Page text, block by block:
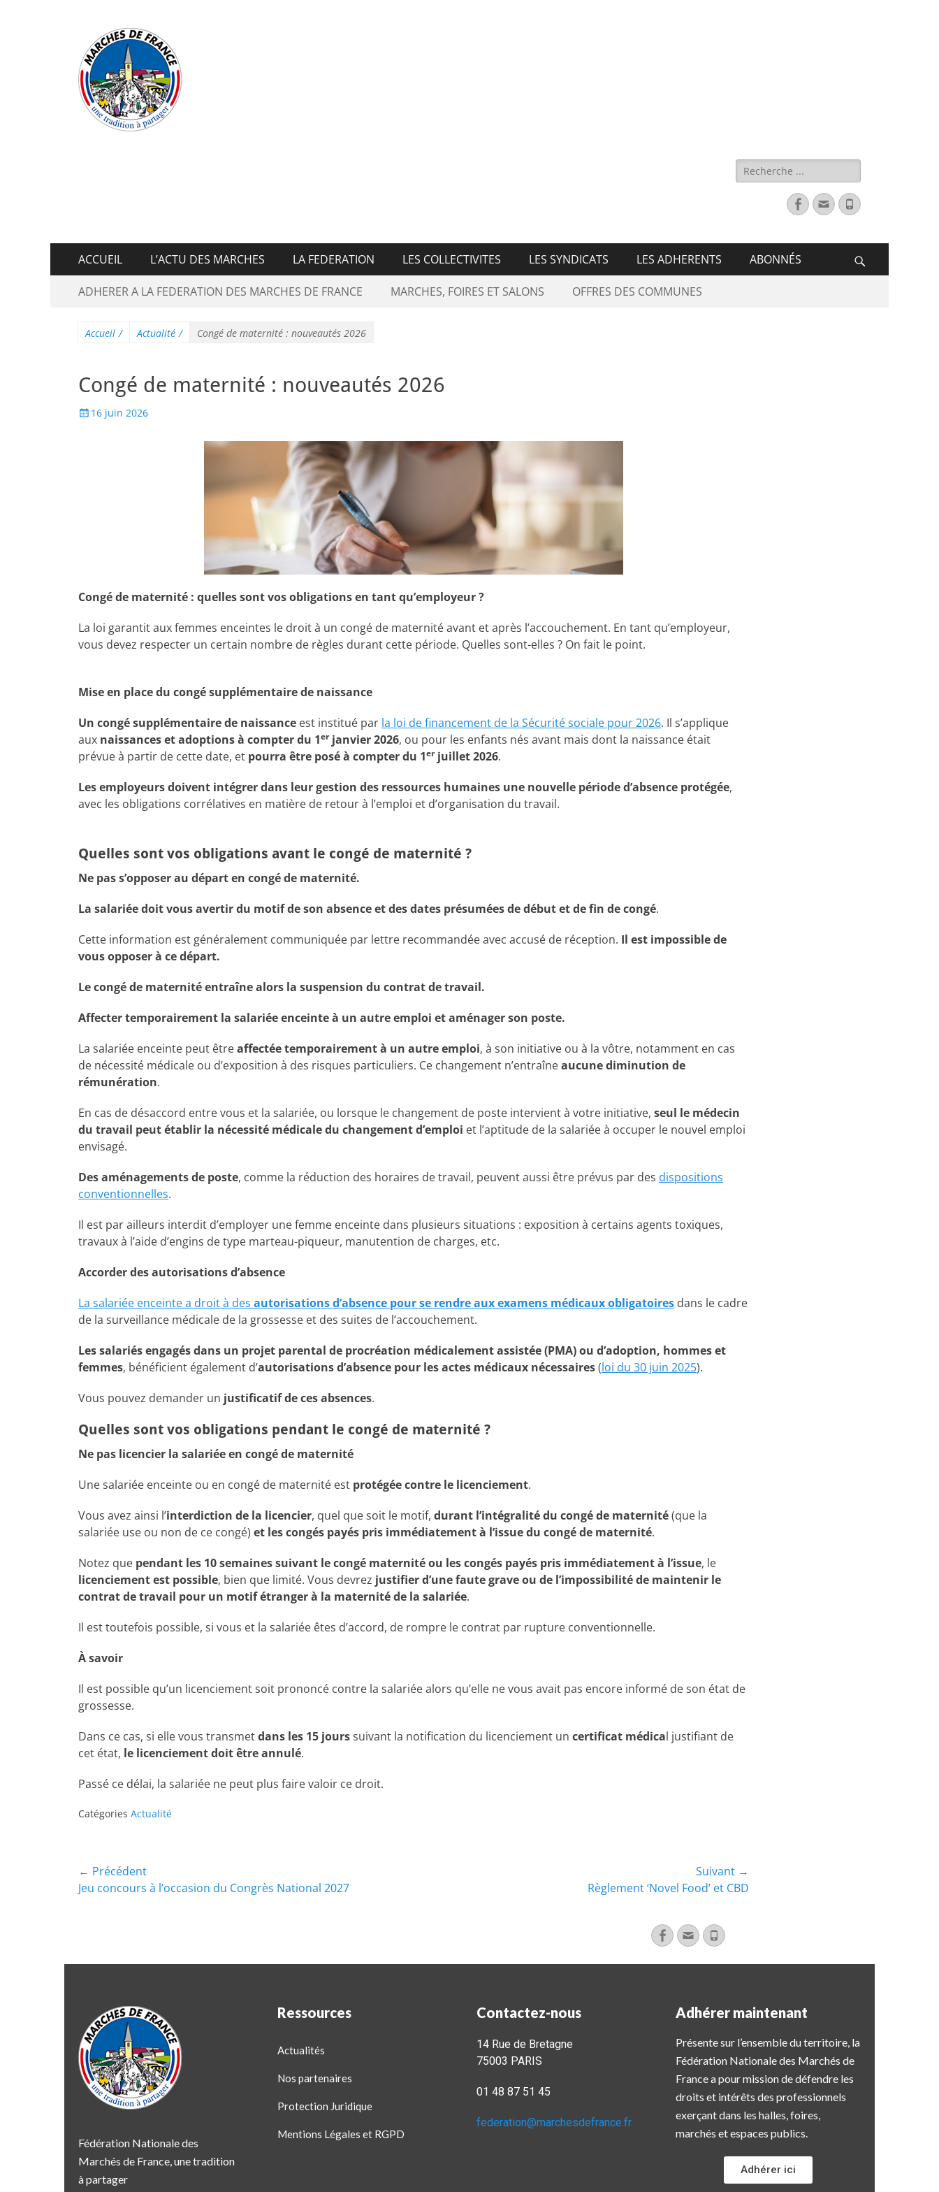
ACCUEIL L’ACTU DES MARCHES LA FEDERATION LES COLLECTIVITES LES SYNDICATS LES ADHERENTS ABONNÉS
ADHERER A LA FEDERATION DES MARCHES DE FRANCE MARCHES, FOIRES ET SALONS OFFRES DES COMMUNES
Accueil / Actualité / Congé de maternité : nouveautés 2026
Congé de maternité : nouveautés 2026
16 juin 2026
Congé de maternité : quelles sont vos obligations en tant qu’employeur ?
La loi garantit aux femmes enceintes le droit à un congé de maternité avant et après l’accouchement. En tant qu’employeur,
vous devez respecter un certain nombre de règles durant cette période. Quelles sont-elles ? On fait le point.
Mise en place du congé supplémentaire de naissance
Un congé supplémentaire de naissance est institué par la loi de financement de la Sécurité sociale pour 2026. Il s’applique
aux naissances et adoptions à compter du 1erjanvier 2026, ou pour les enfants nés avant mais dont la naissance était
prévue à partir de cette date, et pourra être posé à compter du 1erjuillet 2026.
Les employeurs doivent intégrer dans leur gestion des ressources humaines une nouvelle période d’absence protégée,
avec les obligations corrélatives en matière de retour à l’emploi et d’organisation du travail.
Quelles sont vos obligations avant le congé de maternité ?
Ne pas s’opposer au départ en congé de maternité.
La salariée doit vous avertir du motif de son absence et des dates présumées de début et de fin de congé.
Cette information est généralement communiquée par lettre recommandée avec accusé de réception. Il est impossible de
vous opposer à ce départ.
Le congé de maternité entraîne alors la suspension du contrat de travail.
Affecter temporairement la salariée enceinte à un autre emploi et aménager son poste.
La salariée enceinte peut êtreaffectée temporairement à un autre emploi, à son initiative ou à la vôtre, notamment en cas
de nécessité médicale ou d’exposition à des risques particuliers. Ce changement n’entraîneaucune diminution de
rémunération.
En cas de désaccord entre vous et la salariée, ou lorsque le changement de poste intervient à votre initiative, seul le médecin
du travail peut établir la nécessité médicale du changement d’emploi et l’aptitude de la salariée à occuper le nouvel emploi
envisagé.
Des aménagements de poste, comme la réduction des horaires de travail, peuvent aussi être prévus par des dispositions
conventionnelles.
Il est par ailleurs interdit d’employer une femme enceinte dans plusieurs situations : exposition à certains agents toxiques,
travaux à l’aide d’engins de type marteau-piqueur, manutention de charges, etc.
Accorder des autorisations d’absence
La salariée enceinte a droit à des autorisations d’absence pour se rendre aux examens médicaux obligatoires dans le cadre
de la surveillance médicale de la grossesse et des suites de l’accouchement.
Les salariés engagés dans un projet parental de procréation médicalement assistée (PMA) ou d’adoption, hommes et
femmes, bénéficient également d’autorisations d’absence pour les actes médicaux nécessaires(loi du 30 juin 2025).
Vous pouvez demander un justificatif de ces absences.
Quelles sont vos obligations pendant le congé de maternité ?
Ne pas licencier la salariée en congé de maternité
Une salariée enceinte ou en congé de maternité est protégée contre le licenciement.
Vous avez ainsi l’interdiction de la licencier, quel que soit le motif, durant l’intégralité du congé de maternité(que la
salariée use ou non de ce congé) et les congés payés pris immédiatement à l’issue du congé de maternité.
Notez que pendant les 10 semaines suivant le congé maternité ou les congés payés pris immédiatement à l’issue, le
licenciement est possible, bien que limité. Vous devrez justifier d’une faute grave ou de l’impossibilité de maintenir le
contrat de travail pour un motif étranger à la maternité de la salariée.
Il est toutefois possible, si vous et la salariée êtes d’accord, de rompre le contrat par rupture conventionnelle.
À savoir
Il est possible qu’un licenciement soit prononcé contre la salariée alors qu’elle ne vous avait pas encore informé de son état de
grossesse.
Dans ce cas, si elle vous transmetdans les 15 jourssuivant la notification du licenciement un certificat médical justifiant de
cet état, le licenciement doit être annulé.
Passé ce délai, la salariée ne peut plus faire valoir ce droit.
Catégories Actualité
← Précédent
Jeu concours à l’occasion du Congrès National 2027
Suivant →
Règlement ‘Novel Food’ et CBD
Fédération Nationale des
Marchés de France, une tradition
à partager
Ressources
Actualités
Nos partenaires
Protection Juridique
Mentions Légales et RGPD
Contactez-nous
14 Rue de Bretagne
75003 PARIS
01 48 87 51 45
federation@marchesdefrance.fr
Adhérer maintenant
Présente sur l’ensemble du territoire, la
Fédération Nationale des Marchés de
France a pour mission de défendre les
droits et intérêts des professionnels
exerçant dans les halles, foires,
marchés et espaces publics.
Adhérer ici